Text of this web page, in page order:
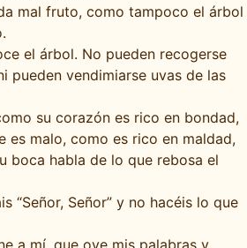
mal fruto, como tampoco el árbol
el árbol. No pueden recogerse
pueden vendimiarse uvas de las
su corazón es rico en bondad,
es malo, como es rico en maldad,
boca habla de lo que rebosa el
“Señor, Señor” y no hacéis lo que
a mí, que oye mis palabras y